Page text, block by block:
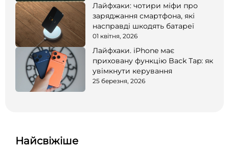
Лайфхаки: чотири міфи про
заряджання смартфона, які
насправді шкодять батареї
01 квітня, 2026
Лайфхаки. iPhone має
приховану функцію Back Tap: як
увімкнути керування
25 березня, 2026
Найсвіжіше